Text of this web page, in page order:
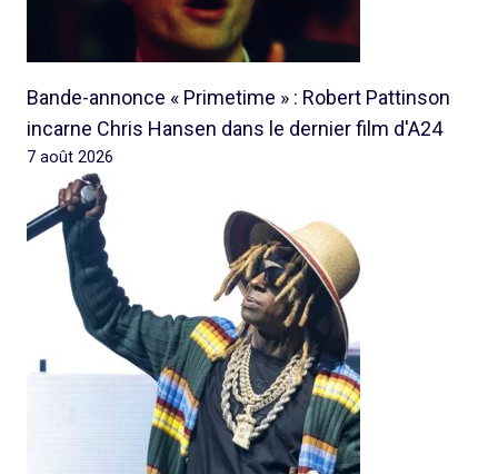
Bande-annonce « Primetime » : Robert Pattinson
incarne Chris Hansen dans le dernier film d'A24
7 août 2026